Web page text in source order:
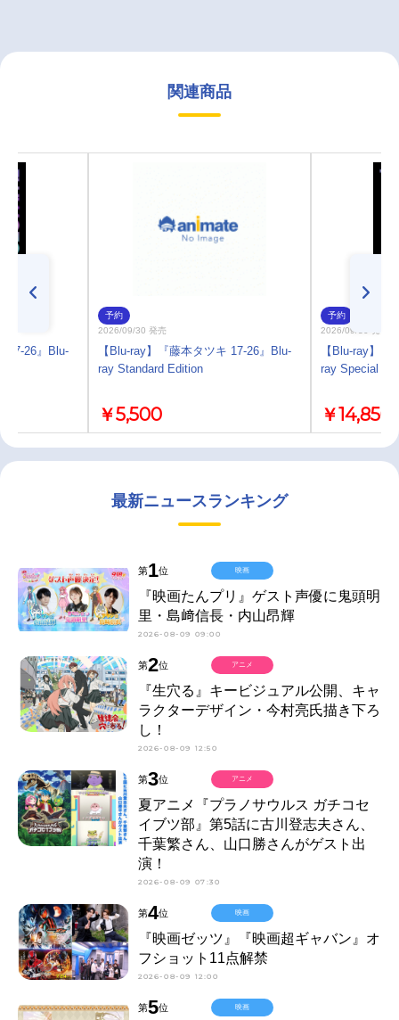
関連商品
17-26』Blu-
予約
2026/09/30 発売
【Blu-ray】『藤本タツキ 17-26』Blu-
ray Standard Edition
￥5,500
予約
2026/09/30 発売
【Blu-ray】
ray Special
￥14,850
最新ニュースランキング
第1位
『映画たんプリ』ゲスト声優に鬼頭明
里・島﨑信長・内山昂輝
2026-08-09 09:00
映画
第2位
『生穴る』キービジュアル公開、キャ
ラクターデザイン・今村亮氏描き下ろ
し！
2026-08-09 12:50
アニメ
第3位
夏アニメ『プラノサウルス ガチコセ
イブツ部』第5話に古川登志夫さん、
千葉繁さん、山口勝さんがゲスト出
演！
2026-08-09 07:30
アニメ
第4位
『映画ゼッツ』『映画超ギャバン』オ
フショット11点解禁
2026-08-09 12:00
映画
第5位 映画